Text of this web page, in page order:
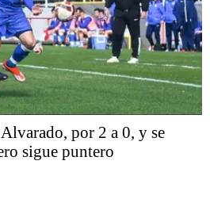
por 2 a 0, y se
sigue puntero